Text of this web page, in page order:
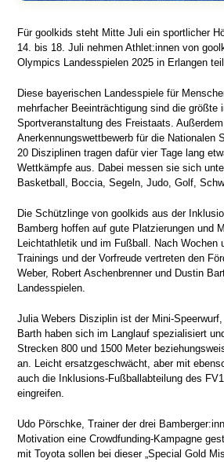
Für goolkids steht Mitte Juli ein sportlicher
14. bis 18. Juli nehmen Athlet:innen von
Olympics Landesspielen 2025 in Erlangen
Diese bayerischen Landesspiele für
mehrfacher Beeinträchtigung sind die größte
Sportveranstaltung des Freistaats.
Anerkennungswettbewerb für die Nationalen
20 Disziplinen tragen dafür vier Tage lang
Wettkämpfe aus. Dabei messen sie sich
Basketball, Boccia, Segeln, Judo, Golf,
Die Schützlinge von goolkids aus der
Bamberg hoffen auf gute Platzierungen und
Leichtathletik und im Fußball. Nach Wochen
Trainings und der Vorfreude vertreten den
Weber, Robert Aschenbrenner und Dustin
Landesspielen.
Julia Webers Disziplin ist der Mini-
Barth haben sich im Langlauf spezialisiert
Strecken 800 und 1500 Meter
an. Leicht ersatzgeschwächt, aber mit
auch die Inklusions-Fußballabteilung des
eingreifen.
Udo Pörschke, Trainer der drei
Motivation eine Crowdfunding-Kampagne
mit Toyota sollen bei dieser „Special Gold